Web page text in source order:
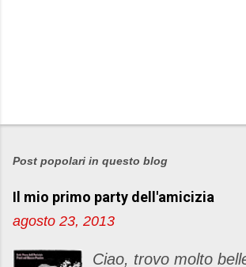
P
s
a
u
c
Post popolari in questo blog
Il mio primo party dell'amicizia
agosto 23, 2013
Ciao, trovo molto